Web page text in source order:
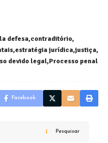
defesa contraditório
estratégia jurídica justiça
devido legal Processo penal
Facebook
Pesquisar